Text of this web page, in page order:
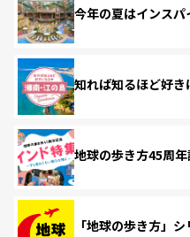
今年の夏はインスパ
知れば知るほど好
地球の歩き方45周
「地球の歩き方」